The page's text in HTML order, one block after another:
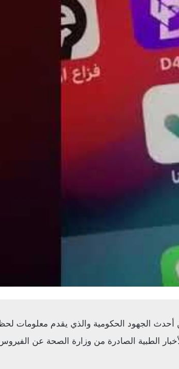
الجهود الحكومية والذي يقدم معلومات
الطبية الصادرة من وزارة الصحة عن